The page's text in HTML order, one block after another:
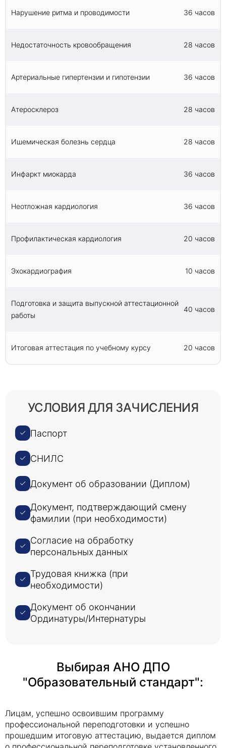
Нарушение ритма и проводимости 36 часов
Недостаточность кровообращения 28 часов
Артериальные гипертензии и гипотензии 36 часов
Атеросклероз 28 часов
Ишемическая болезнь сердца 28 часов
Инфаркт миокарда 36 часов
Неотложная кардиология 36 часов
Профилактическая кардиология 20 часов
Эхокардиография 10 часов
Подготовка и защита выпускной аттестационной
работы
40 часов
Итоговая аттестация по учебному курсу 20 часов
УСЛОВИЯ ДЛЯ ЗАЧИСЛЕНИЯ
Паспорт
СНИЛС
Документ об образовании (Диплом)
Документ, подтверждающий смену
фамилии (при необходимости)
Согласие на обработку
персональных данных
Трудовая книжка (при
необходимости)
Документ об окончании
Ординатуры/Интернатуры
Выбирая АНО ДПО
"Образовательный стандарт":
Лицам, успешно освоившим программу
профессиональной переподготовки и успешно
прошедшим итоговую аттестацию, выдается диплом